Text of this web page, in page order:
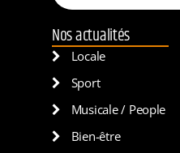
Nos actualités
Locale
Sport
Musicale / People
Bien-être